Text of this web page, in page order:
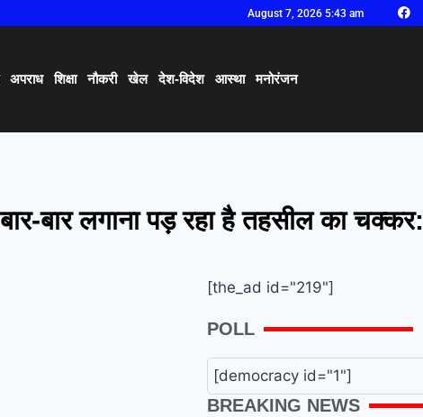
August 7, 2026 5:43 am
अपराध शिक्षा नौकरी खेल देश-विदेश आस्था मनोरंजन
बार लगाना पड़ रहा है तहसील का चक्कर:
[the_ad id="219"]
POLL
[democracy id="1"]
BREAKING NEWS